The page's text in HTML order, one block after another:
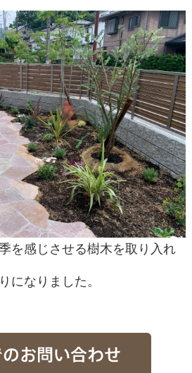
を感じさせる樹木を取り入れ
になりました。